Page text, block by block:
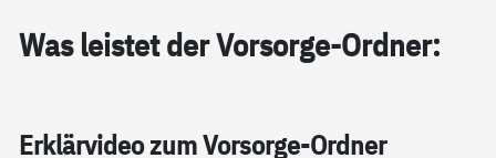
Was leis­tet der Vor­sor­ge-Ord­ner:
Er­klär­vi­deo zum Vor­sor­ge-Ord­ner